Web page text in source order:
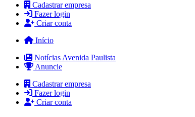
Cadastrar empresa
Fazer login
Criar conta
Início
Notícias Avenida Paulista
Anuncie
Cadastrar empresa
Fazer login
Criar conta